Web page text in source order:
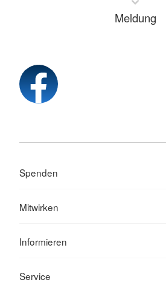
Meldung
Spenden
Mitwirken
Informieren
Service